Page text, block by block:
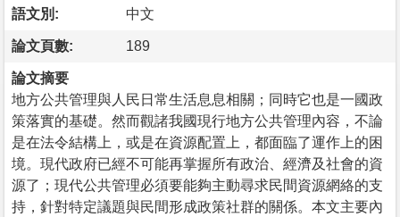
語文別: 中文
論文頁數: 189
論文摘要
地方公共管理與人民日常生活息息相關；同時它也是一國政
策落實的基礎。然而觀諸我國現行地方公共管理內容，不論
是在法令結構上，或是在資源配置上，都面臨了運作上的困
境。現代政府已經不可能再掌握所有政治、經濟及社會的資
源了；現代公共管理必須要能夠主動尋求民間資源網絡的支
持，針對特定議題與民間形成政策社群的關係。本文主要內